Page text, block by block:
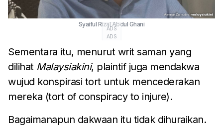
Syaiful Rizal Abdul Ghani
ADS
ADS
Sementara itu, menurut writ saman yang
dilihat Malaysiakini, plaintif juga mendakwa
wujud konspirasi tort untuk mencederakan
mereka (tort of conspiracy to injure).
Bagaimanapun dakwaan itu tidak dihuraikan.